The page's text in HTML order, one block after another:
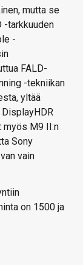
mutta se
-tarkkuuden
-
FALD-
-tekniikan
yltää
myös M9 II:n
Sony
vain
on 1500 ja